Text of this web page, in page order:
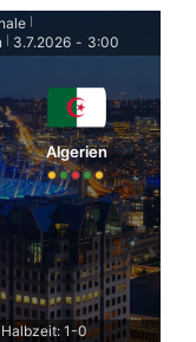
3.7.2026 - 3:00
Algerien
Halbzeit: 1-0